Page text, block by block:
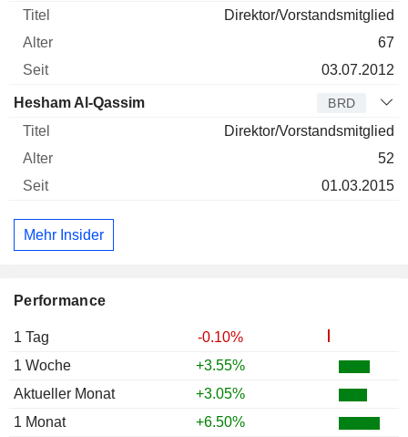
Performance
1 Tag
-0.10%
1 Woche
+3.55%
Aktueller Monat
+3.05%
1 Monat
+6.50%
Direktor/Vorstandsmitglied
67
03.07.2012
Hesham Al-Qassim BRD
Direktor/Vorstandsmitglied
52
01.03.2015
Mehr Insider